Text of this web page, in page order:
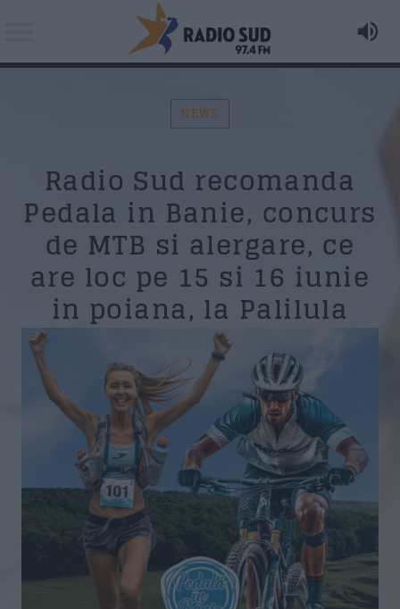
Search in the website:
Distribuie pagina pe:
Twitter
Facebook
Whatsapp
The Milk - Chip The Kids
AZI PE RADIO SUD
Formular Contact
Nume*
NEWS
Radio Sud recomanda
Pedala in Banie, concurs
de MTB si alergare, ce
are loc pe 15 si 16 iunie
in poiana, la Palilula